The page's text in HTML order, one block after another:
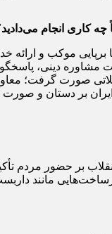
کاری انجام
برپایی موکب و
مشاوره دینی،
صورت گرفت؛
بر دستان و صورت
بر حضور مردم
مانند